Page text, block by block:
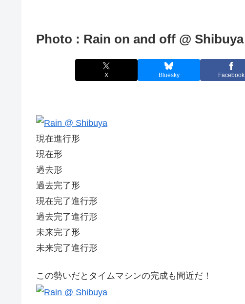
Photo : Rain on and off @ Shibuya
X Bluesky Facebook
現在進行形
現在形
過去形
過去完了形
現在完了進行形
過去完了進行形
未来完了形
未来完了進行形
この勢いだとタイムマシンの完成も間近だ！